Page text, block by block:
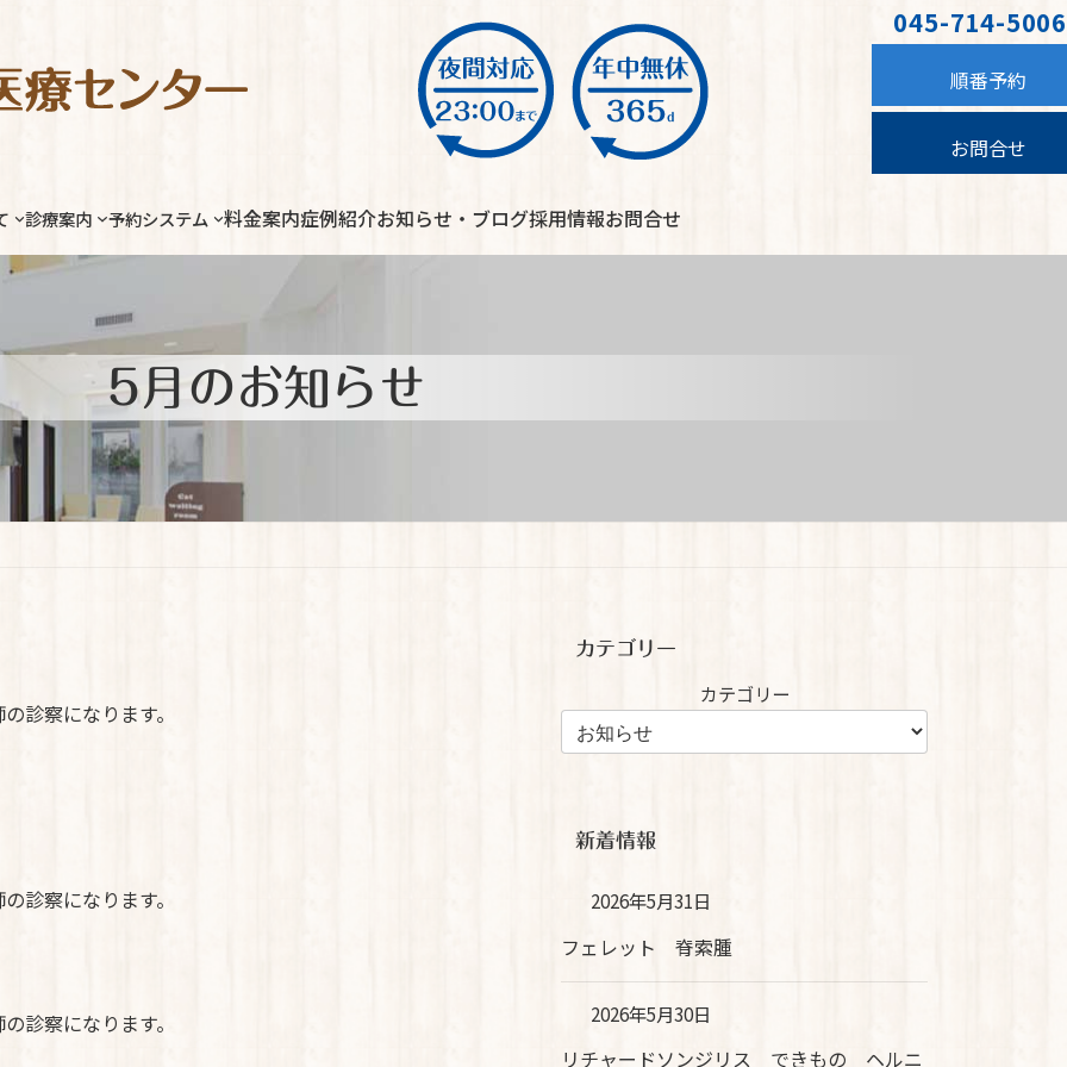
045-714-5006
順番予約
お問合せ
診療案内 予約システム 料金案内症例紹介お知らせ・ブログ採用情報お問合せ
5月のお知らせ
診察になります。
診察になります。
診察になります。
カテゴリー
カテゴリー
新着情報
2026年5月31日
フェレット 脊索腫
2026年5月30日
リチャードソンジリス できもの ヘルニ